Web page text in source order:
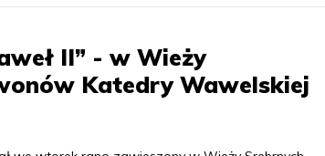
II” - w Wieży
Katedry Wawelskiej